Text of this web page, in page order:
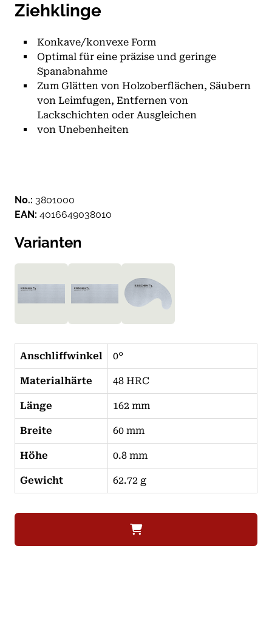
Ziehklinge
Konkave/konvexe Form
Optimal für eine präzise und geringe
Spanabnahme
Zum Glätten von Holzoberflächen, Säubern
von Leimfugen, Entfernen von
Lackschichten oder Ausgleichen
von Unebenheiten
No.: 3801000
EAN: 4016649038010
Varianten
Anschliffwinkel 0°
Materialhärte 48 HRC
Länge 162 mm
Breite 60 mm
Höhe 0.8 mm
Gewicht 62.72 g